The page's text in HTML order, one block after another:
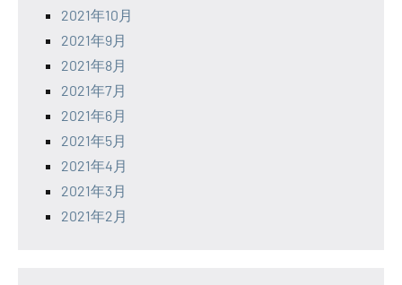
2021年10月
2021年9月
2021年8月
2021年7月
2021年6月
2021年5月
2021年4月
2021年3月
2021年2月